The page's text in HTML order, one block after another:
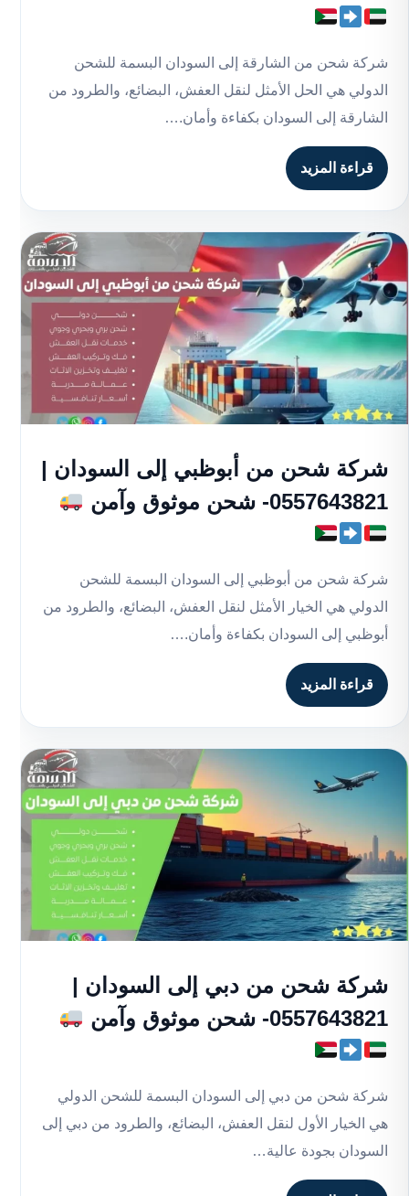
شركة شحن من الشارقة إلى السودان البسمة للشحن
الدولي هي الحل الأمثل لنقل العفش، البضائع، والطرود من
الشارقة إلى السودان بكفاءة وأمان.…
قراءة المزيد
شركة شحن من أبوظبي إلى السودان |
0557643821- شحن موثوق وآمن
شركة شحن من أبوظبي إلى السودان البسمة للشحن
الدولي هي الخيار الأمثل لنقل العفش، البضائع، والطرود من
أبوظبي إلى السودان بكفاءة وأمان.…
قراءة المزيد
شركة شحن من دبي إلى السودان |
0557643821- شحن موثوق وآمن
شركة شحن من دبي إلى السودان البسمة للشحن الدولي
هي الخيار الأول لنقل العفش، البضائع، والطرود من دبي إلى
السودان بجودة عالية…